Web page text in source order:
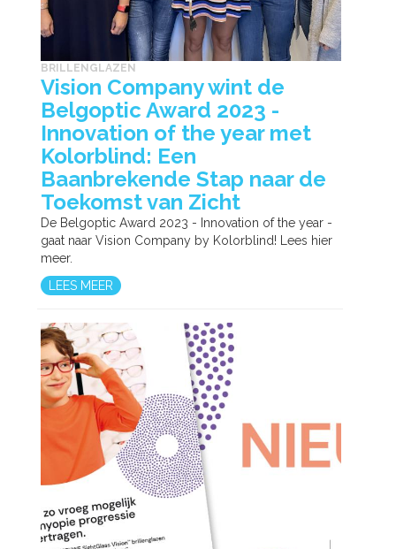
BRILLENGLAZEN
Vision Company wint de
Belgoptic Award 2023 -
Innovation of the year met
Kolorblind: Een
Baanbrekende Stap naar de
Toekomst van Zicht
De Belgoptic Award 2023 - Innovation of the year -
gaat naar Vision Company by Kolorblind! Lees hier
meer.
LEES MEER